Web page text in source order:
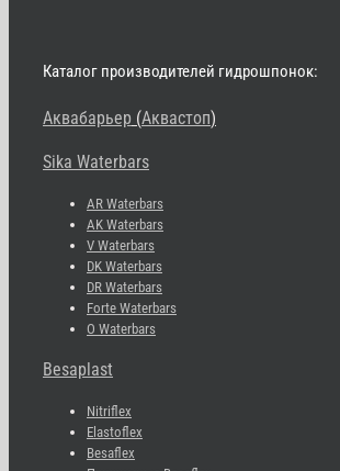
Каталог производителей гидрошпонок:
Аквабарьер (Аквастоп)
Sika Waterbars
AR Waterbars
AK Waterbars
V Waterbars
DK Waterbars
DR Waterbars
Forte Waterbars
O Waterbars
Besaplast
Nitriflex
Elastoflex
Besaflex